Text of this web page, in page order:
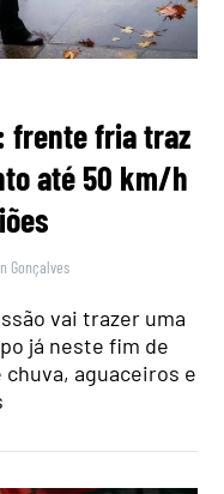
frente fria traz
até 50 km/h
Gonçalves
vai trazer uma
já neste fim de
aguaceiros e